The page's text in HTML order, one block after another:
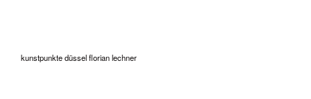
kunstpunkte düssel florian lechner